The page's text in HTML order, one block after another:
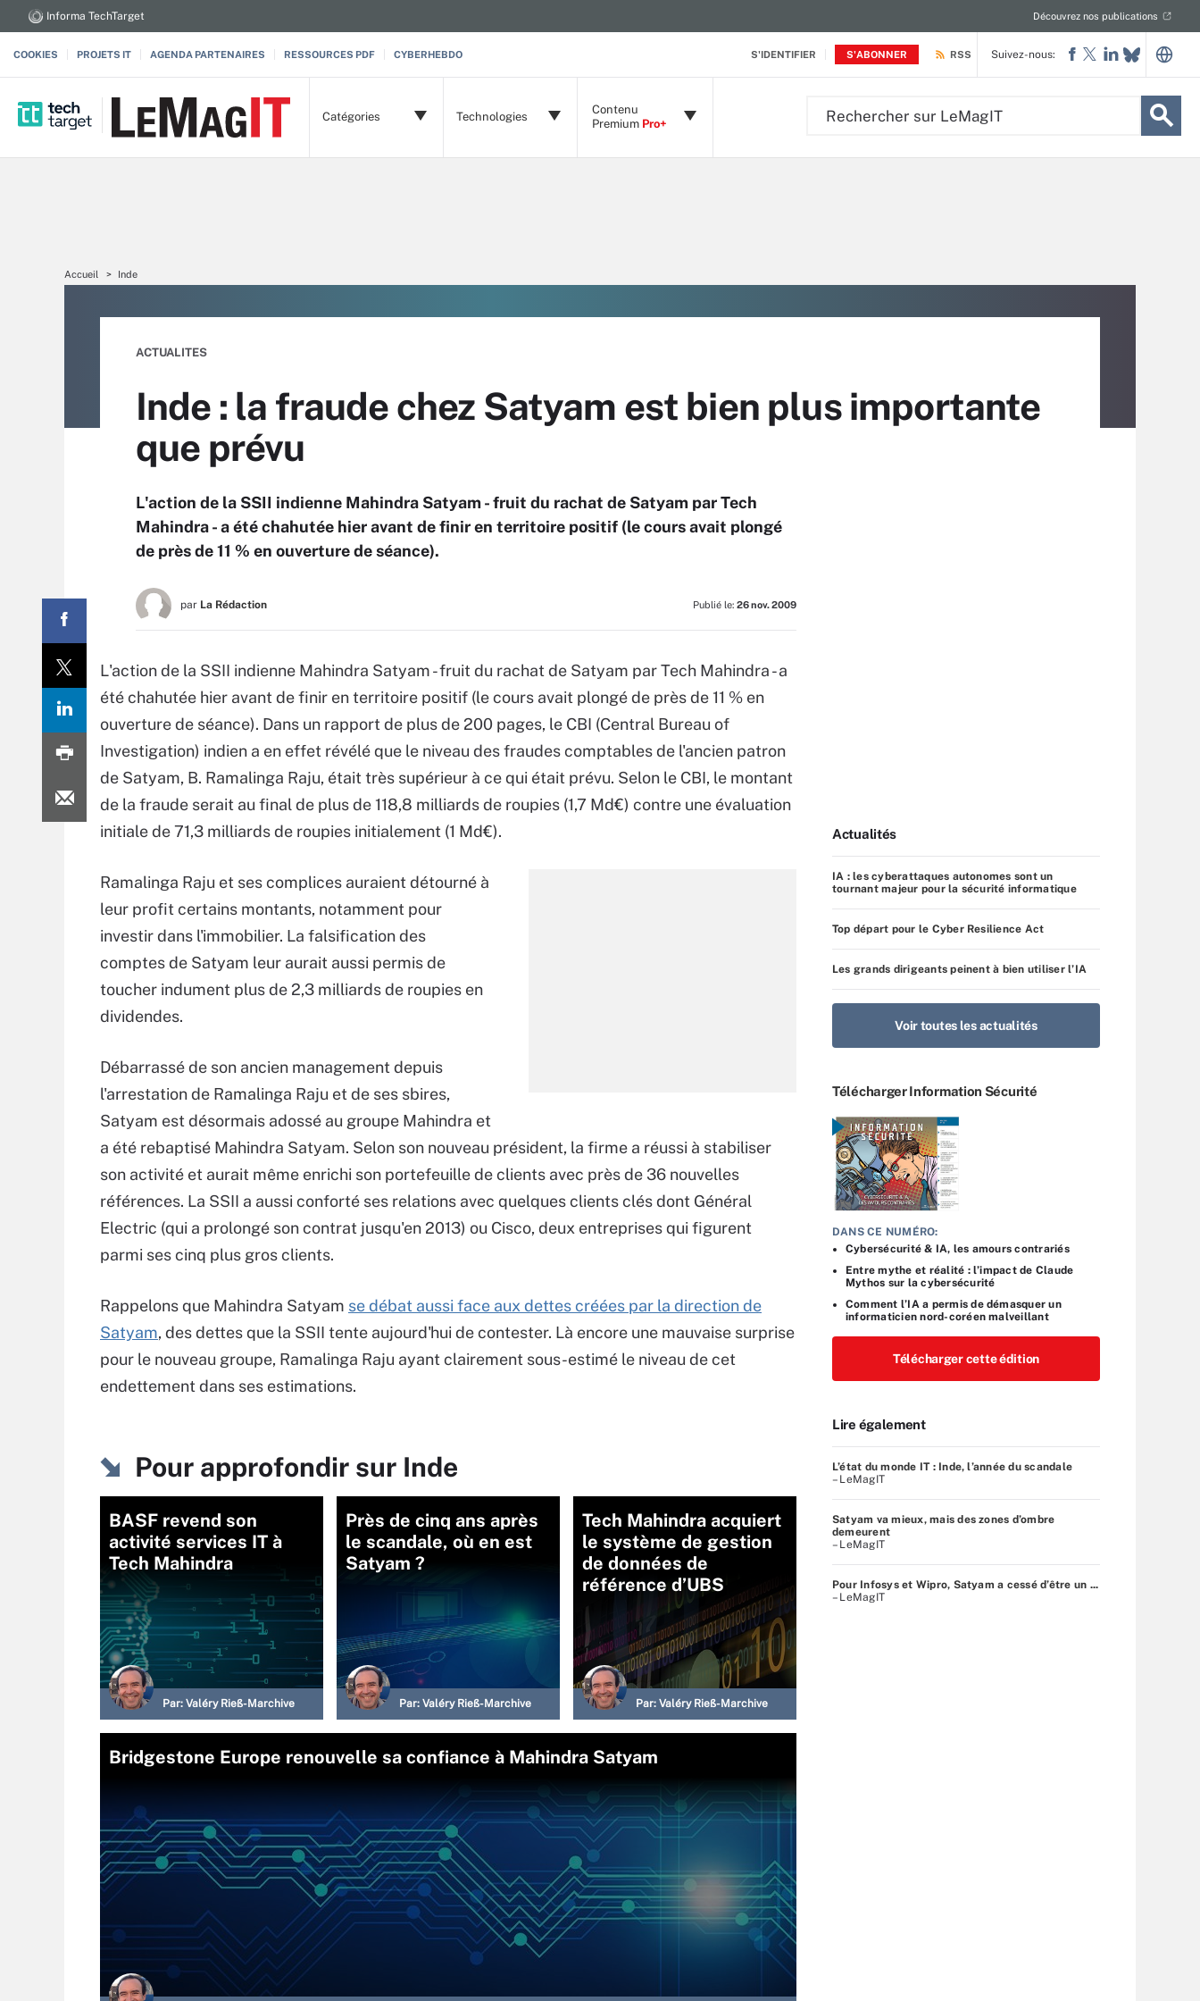
S'IDENTIFIER S'ABONNER
Informa TechTarget Découvrez nos publications
COOKIES PROJETS IT AGENDA PARTENAIRES RESSOURCES PDF CYBERHEBDO RSS
Catégories Technologies
Contenu
Premium Pro+
Suivez-nous:
Accueil Inde
ACTUALITES
Inde : la fraude chez Satyam est bien plus importante
que prévu
L'action de la SSII indienne Mahindra Satyam - fruit du rachat de Satyam par Tech
Mahindra - a été chahutée hier avant de finir en territoire positif (le cours avait plongé
de près de 11 % en ouverture de séance).
par La Rédaction Publié le: 26 nov. 2009
L'action de la SSII indienne Mahindra Satyam - fruit du rachat de Satyam par Tech Mahindra - a
été chahutée hier avant de finir en territoire positif (le cours avait plongé de près de 11 % en
ouverture de séance). Dans un rapport de plus de 200 pages, le CBI (Central Bureau of
Investigation) indien a en effet révélé que le niveau des fraudes comptables de l'ancien patron
de Satyam, B. Ramalinga Raju, était très supérieur à ce qui était prévu. Selon le CBI, le montant
de la fraude serait au final de plus de 118,8 milliards de roupies (1,7 Md€) contre une évaluation
initiale de 71,3 milliards de roupies initialement (1 Md€).
Ramalinga Raju et ses complices auraient détourné à
leur profit certains montants, notamment pour
investir dans l'immobilier. La falsification des
comptes de Satyam leur aurait aussi permis de
toucher indument plus de 2,3 milliards de roupies en
dividendes.
Débarrassé de son ancien management depuis
l'arrestation de Ramalinga Raju et de ses sbires,
Satyam est désormais adossé au groupe Mahindra et
a été rebaptisé Mahindra Satyam. Selon son nouveau président, la firme a réussi à stabiliser
son activité et aurait même enrichi son portefeuille de clients avec près de 36 nouvelles
références. La SSII a aussi conforté ses relations avec quelques clients clés dont Général
Electric (qui a prolongé son contrat jusqu'en 2013) ou Cisco, deux entreprises qui figurent
parmi ses cinq plus gros clients.
Rappelons que Mahindra Satyam se débat aussi face aux dettes créées par la direction de
Satyam, des dettes que la SSII tente aujourd'hui de contester. Là encore une mauvaise surprise
pour le nouveau groupe, Ramalinga Raju ayant clairement sous-estimé le niveau de cet
endettement dans ses estimations.
Pour approfondir sur Inde
BASF revend son
activité services IT à
Tech Mahindra
Par: Valéry Rieß-Marchive
Près de cinq ans après
le scandale, où en est
Satyam ?
Par: Valéry Rieß-Marchive
Tech Mahindra acquiert
le système de gestion
de données de
référence d’UBS
Par: Valéry Rieß-Marchive
Bridgestone Europe renouvelle sa confiance à Mahindra Satyam
Actualités
IA : les cyberattaques autonomes sont un
tournant majeur pour la sécurité informatique
Top départ pour le Cyber Resilience Act
Les grands dirigeants peinent à bien utiliser l’IA
Voir toutes les actualités
Télécharger Information Sécurité
DANS CE NUMÉRO:
Cybersécurité & IA, les amours contrariés
Entre mythe et réalité : l’impact de Claude
Mythos sur la cybersécurité
Comment l’IA a permis de démasquer un
informaticien nord-coréen malveillant
Télécharger cette édition
Lire également
L’état du monde IT : Inde, l’année du scandale
– LeMagIT
Satyam va mieux, mais des zones d’ombre
demeurent
– LeMagIT
Pour Infosys et Wipro, Satyam a cessé d’être un ...
– LeMagIT